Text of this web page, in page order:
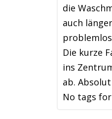
die
auch
Die kurze
ins
ab.
No tags